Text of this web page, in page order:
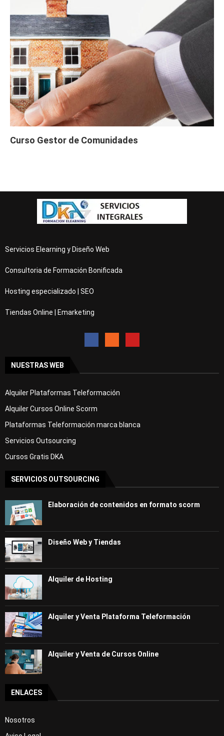
Curso Gestor de Comunidades
Servicios Elearning y Diseño Web
Consultoria de Formación Bonificada
Hosting especializado | SEO
Tiendas Online | Emarketing
NUESTRAS WEB
Alquiler Plataformas Teleformación
Alquiler Cursos Online Scorm
Plataformas Teleformación marca blanca
Servicios Outsourcing
Cursos Gratis DKA
SERVICIOS OUTSOURCING
Elaboración de contenidos en formato scorm
Diseño Web y Tiendas
Alquiler de Hosting
Alquiler y Venta Plataforma Teleformación
Alquiler y Venta de Cursos Online
ENLACES
Nosotros